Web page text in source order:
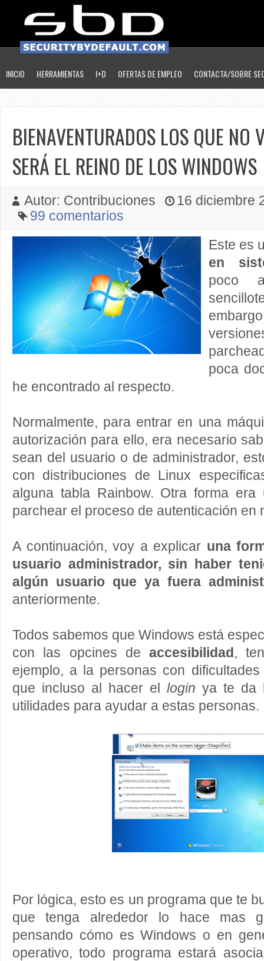
INICIO HERRAMIENTAS I+D OFERTAS DE EMPLEO CONTACTA/SOBRE
BIENAVENTURADOS LOS QUE NO
SERÁ EL REINO DE LOS WINDOWS
Autor: Contribuciones
16 diciembre
99 comentarios
Este es
en
poco
poca
he encontrado al respecto.
Normalmente, para entrar en una
autorización para ello, era necesario
sean del usuario o de administrador,
con distribuciones de Linux
alguna tabla Rainbow. Otra forma
parchear el proceso de autenticación en
A continuación, voy a explicar una
usuario administrador, sin haber
algún usuario que ya fuera
anteriormente.
Todos sabemos que Windows está
con las opcines de accesibilidad ,
ejemplo, a la personas con
que incluso al hacer el login ya te da
utilidades para ayudar a estas personas.
Por lógica, esto es un programa que te
que tenga alrededor lo hace mas
pensando cómo es Windows o en
operativo, todo programa estará